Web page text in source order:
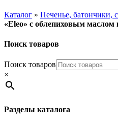
Каталог » Печенье, батончики,
«Eleo» с облепиховым
Поиск товаров
Поиск товаров
×
Разделы каталога